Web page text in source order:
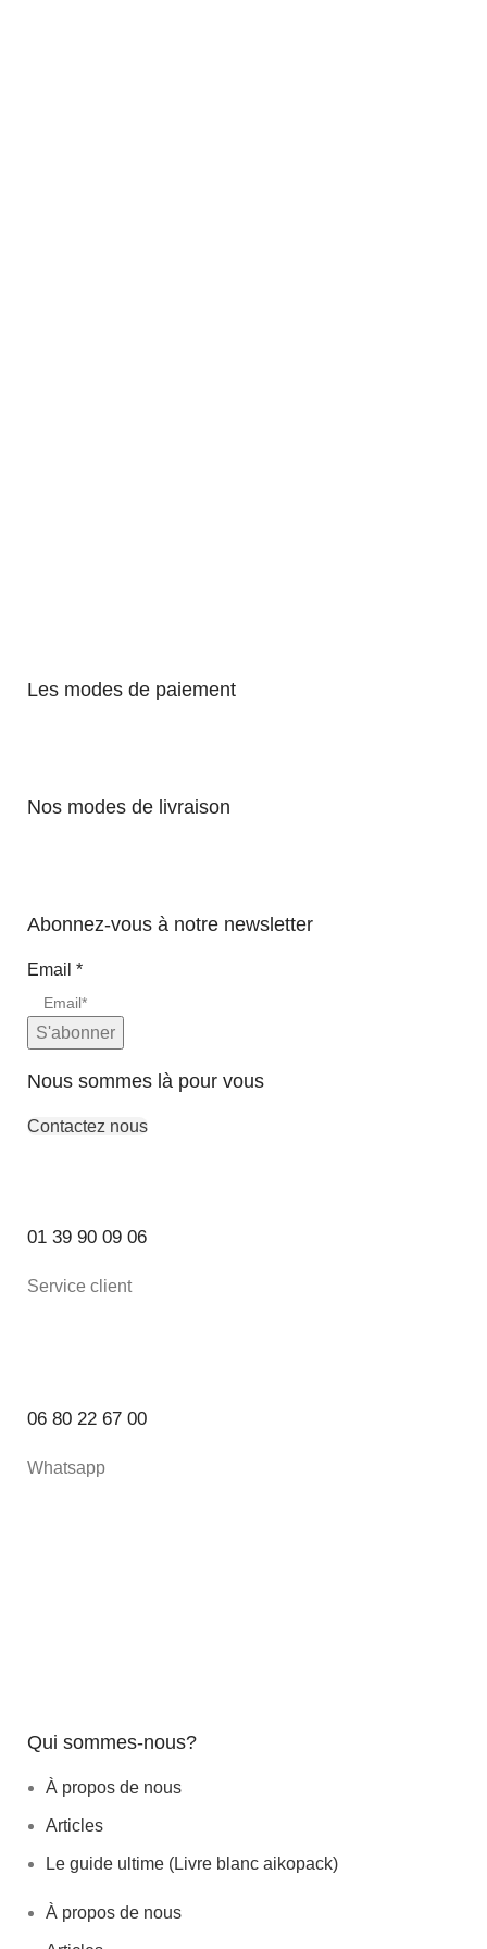
Les modes de paiement
Nos modes de livraison
Abonnez-vous à notre newsletter
Email *
S'abonner
Nous sommes là pour vous
Contactez nous
01 39 90 09 06
Service client
06 80 22 67 00
Whatsapp
Qui sommes-nous?
À propos de nous
Articles
Le guide ultime (Livre blanc aikopack)
À propos de nous